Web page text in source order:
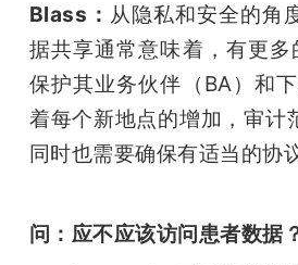
Blass： 从隐私和安全的角
据共享通常意味着，有更
保护其业务伙伴（BA）和
着每个新地点的增加，审计
同时也需要确保有适当的协
问：应不应该访问患者数据